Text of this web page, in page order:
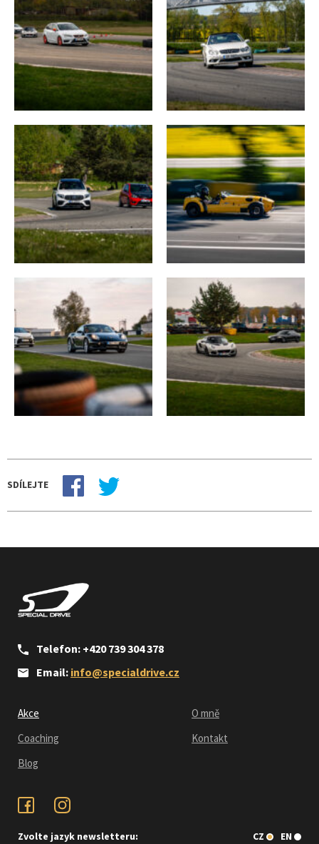
SDÍLEJTE
Telefon: +420 739 304 378
Email: info@specialdrive.cz
Akce
Coaching
Blog
O mně
Kontakt
Zvolte jazyk newsletteru: CZ EN